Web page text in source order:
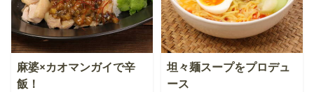
麻婆×カオマンガイで辛
飯！
坦々麺スープをプロデュ
ース